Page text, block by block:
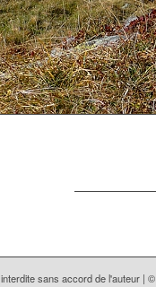
sans accord de l'auteur | ©